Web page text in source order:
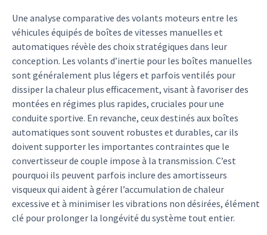
Une analyse comparative des volants moteurs entre les
véhicules équipés de boîtes de vitesses manuelles et
automatiques révèle des choix stratégiques dans leur
conception. Les volants d’inertie pour les boîtes manuelles
sont généralement plus légers et parfois ventilés pour
dissiper la chaleur plus efficacement, visant à favoriser des
montées en régimes plus rapides, cruciales pour une
conduite sportive. En revanche, ceux destinés aux boîtes
automatiques sont souvent robustes et durables, car ils
doivent supporter les importantes contraintes que le
convertisseur de couple impose à la transmission. C’est
pourquoi ils peuvent parfois inclure des amortisseurs
visqueux qui aident à gérer l’accumulation de chaleur
excessive et à minimiser les vibrations non désirées, élément
clé pour prolonger la longévité du système tout entier.